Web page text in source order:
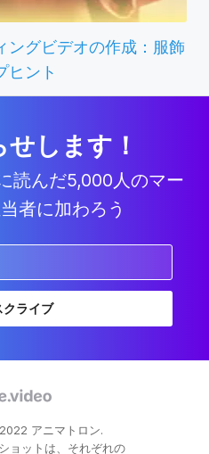
ングビデオの作成：服飾
ヒント
します！
読んだ5,000人のマー
者に加わろう
クライブ
アニマトロン.
ョットは、それぞれの